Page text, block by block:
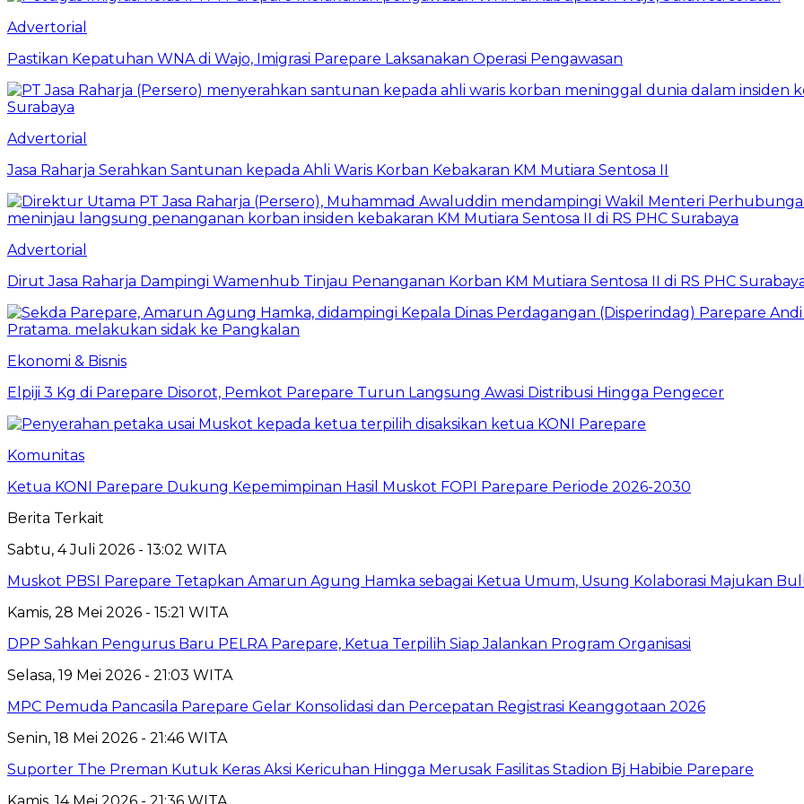
Advertorial
Pastikan Kepatuhan WNA di Wajo, Imigrasi Parepare Laksanakan Operasi Pengawasan
Advertorial
Jasa Raharja Serahkan Santunan kepada Ahli Waris Korban Kebakaran KM Mutiara Sentosa II
Advertorial
Dirut Jasa Raharja Dampingi Wamenhub Tinjau Penanganan Korban KM Mutiara Sentosa II di RS PHC
Ekonomi & Bisnis
Elpiji 3 Kg di Parepare Disorot, Pemkot Parepare Turun Langsung Awasi Distribusi Hingga Pengecer
Komunitas
Ketua KONI Parepare Dukung Kepemimpinan Hasil Muskot FOPI Parepare Periode 2026-2030
Berita Terkait
Sabtu, 4 Juli 2026 - 13:02 WITA
Muskot PBSI Parepare Tetapkan Amarun Agung Hamka sebagai Ketua Umum, Usung Kolaborasi Majukan
Kamis, 28 Mei 2026 - 15:21 WITA
DPP Sahkan Pengurus Baru PELRA Parepare, Ketua Terpilih Siap Jalankan Program Organisasi
Selasa, 19 Mei 2026 - 21:03 WITA
MPC Pemuda Pancasila Parepare Gelar Konsolidasi dan Percepatan Registrasi Keanggotaan 2026
Senin, 18 Mei 2026 - 21:46 WITA
Suporter The Preman Kutuk Keras Aksi Kericuhan Hingga Merusak Fasilitas Stadion Bj Habibie Parepare